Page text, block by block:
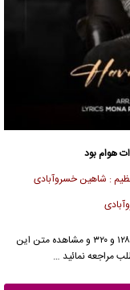
هوام بود
: شاهین خسروآبادی
با کیفیت ۱۲۸ و ۳۲۰ و مشاهده متن این
مراجعه نمائید …